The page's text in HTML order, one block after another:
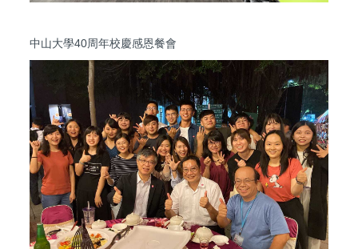
中山大學40周年校慶感恩餐會